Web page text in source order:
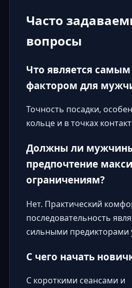
Часто
вопросы
Что является
фактором для
Точность посадки,
кольце и в точках
Должны ли
предпочтение
ограничениям?
Нет. Практический
последовательность
сильными предикторами
С чего начать
С короткими сеансами и